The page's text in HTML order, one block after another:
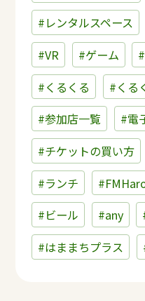
#レンタルスペース
#VR
#ゲーム
#くるくる
#くる
#参加店一覧
#電
#チケットの買い方
#ランチ
#ビール
#any
#はままちプラス